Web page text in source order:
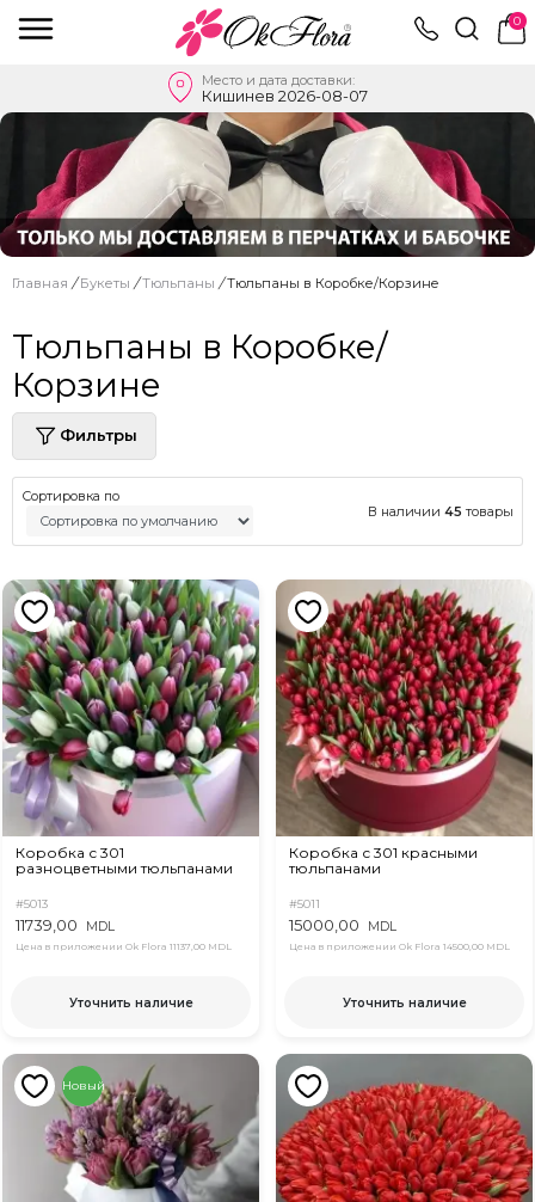
0
Место и дата доставки:
Кишинев 2026-08-07
Главная / Букеты / Тюльпаны / Тюльпаны в Коробке/Корзине
Тюльпаны в Коробке/
Корзине
Фильтры
Сортировка по
В наличии 45 товары
Коробка с 301
разноцветными тюльпанами
#5013
11739,00 MDL
Цена в приложении Ok Flora 11137,00 MDL
Уточнить наличие
Коробка с 301 красными
тюльпанами
#5011
15000,00 MDL
Цена в приложении Ok Flora 14500,00 MDL
Уточнить наличие
Новый